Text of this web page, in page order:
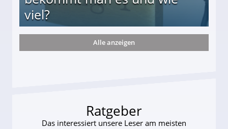
viel?
und wie viel?
Alle anzeigen
Ratgeber
Das interessiert unsere Leser am meisten